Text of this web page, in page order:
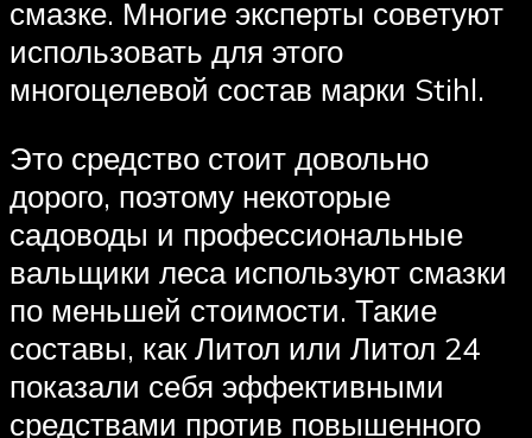
смазке. Многие эксперты советуют
использовать для этого
многоцелевой состав марки Stihl.
Это средство стоит довольно
дорого, поэтому некоторые
садоводы и профессиональные
вальщики леса используют смазки
по меньшей стоимости. Такие
составы, как Литол или Литол 24
показали себя эффективными
средствами против повышенного